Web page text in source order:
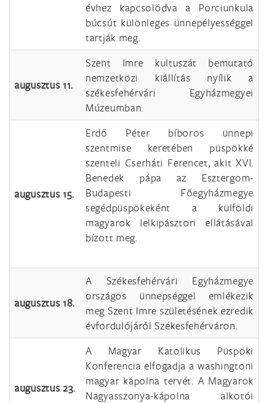
évhez kapcsolódva a Porciunkula
búcsút különleges ünnepélyességgel
tartják meg.
augusztus 11.
Szent Imre kultuszát bemutató
nemzetközi kiállítás nyílik a
székesfehérvári Egyházmegyei
Múzeumban.
augusztus 15.
Erdő Péter bíboros ünnepi
szentmise keretében püspökké
szenteli Cserháti Ferencet, akit XVI.
Benedek pápa az Esztergom-
Budapesti Főegyházmegye
segédpüspökeként a külföldi
magyarok lelkipásztori ellátásával
bízott meg.
augusztus 18.
A Székesfehérvári Egyházmegye
országos ünnepséggel emlékezik
meg Szent Imre születésének ezredik
évfordulójáról Székesfehérváron.
augusztus 23.
A Magyar Katolikus Püspöki
Konferencia elfogadja a washingtoni
magyar kápolna tervét. A Magyarok
Nagyasszonya-kápolna alkotói